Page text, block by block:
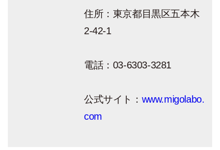
住所：東京都目黒区五本木
2-42-1
電話：03-6303-3281
公式サイト： www.migolabo.
com